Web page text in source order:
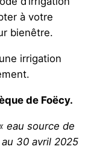
à votre
bienêtre.
irrigation
de Foëcy.
eau source de
30 avril 2025